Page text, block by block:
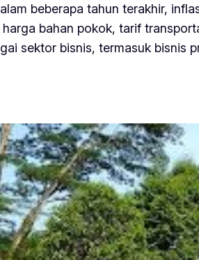
beberapa tahun terakhir,
harga bahan pokok, tarif
sektor bisnis, termasuk bisnis